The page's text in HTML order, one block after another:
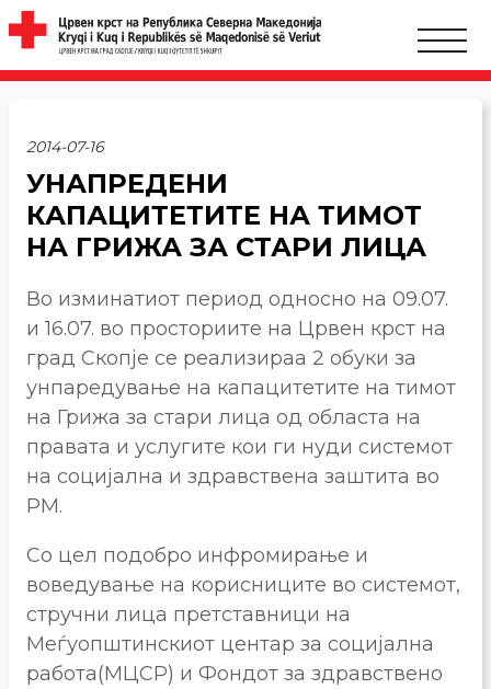
2014-07-16
УНАПРЕДЕНИ
КАПАЦИТЕТИТЕ НА ТИМОТ
НА ГРИЖА ЗА СТАРИ ЛИЦА
Во изминатиот период односно на 09.07.
и 16.07. во просториите на Црвен крст на
град Скопје се реализираа 2 обуки за
унпаредување на капацитетите на тимот
на Грижа за стари лица од областа на
правата и услугите кои ги нуди системот
на социјална и здравствена заштита во
РМ.
Со цел подобро инфромирање и
воведување на корисниците во системот,
стручни лица претставници на
Меѓуопштинскиот центар за социјална
работа(МЦСР) и Фондот за здравствено